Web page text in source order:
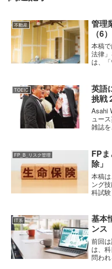
不動産
管理
（6
本稿
法律
は、
件集
権の
TOEIC
英語
挑戦
Asahi
ュー
雑誌
容に
致し方
FP_B_リスク管理
FP
除」
本稿
ング
科試
除」
す生
IT系
基本
ンス
前回
は、
問わ